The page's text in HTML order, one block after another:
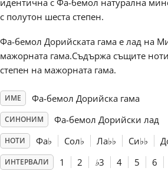
English
Français
идентична с Фа-бемол натурална
с полутон шеста степен.
Фа-бемол Дорийската гама е лад на
мажорната гама.Съдържа същите
степен на мажорната гама.
ИМЕ Фа-бемол Дорийска гама
СИНОНИМ Фа-бемол Дорийски лад
НОТИ Фа♭ Сол♭ Ла♭♭ Си♭♭
ИНТЕРВАЛИ 1 2 ♭3 4 5 6